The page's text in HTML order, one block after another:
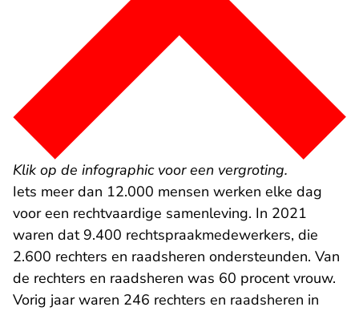
Klik op de infographic voor een vergroting.
Iets meer dan 12.000 mensen werken elke dag
voor een rechtvaardige samenleving. In 2021
waren dat 9.400 rechtspraakmedewerkers, die
2.600 rechters en raadsheren ondersteunden. Van
de rechters en raadsheren was 60 procent vrouw.
Vorig jaar waren 246 rechters en raadsheren in